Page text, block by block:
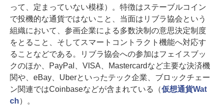
って、定まっていない模様）。特徴はステーブルコイン
で投機的な通貨ではないこと、当面はリブラ協会という
組織において、参画企業による多数決制の意思決定制度
をとること、そしてスマートコントラクト機能へ対応す
ることなどである。リブラ協会への参加はフェイスブッ
クのほか、PayPal、VISA、Mastercardなど主要な決済機
関や、eBay、Uberといったテック企業、ブロックチェー
ン関連ではCoinbaseなどが含まれている（仮想通貨Wat
ch）。